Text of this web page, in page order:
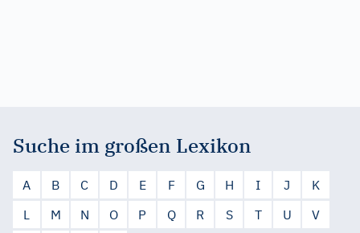
Suche im großen Lexikon
A B C D E F G H I J
K
L
M N O P Q R S T U
V